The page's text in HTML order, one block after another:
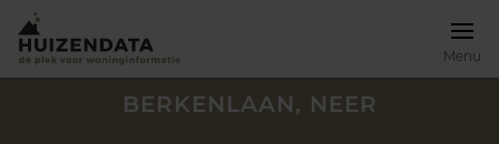
Menu
BERKENLAAN, NEER